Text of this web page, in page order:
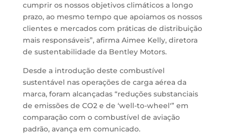
cumprir os nossos objetivos climáticos a longo
prazo, ao mesmo tempo que apoiamos os nossos
clientes e mercados com práticas de distribuição
mais responsáveis”, afirma Aimee Kelly, diretora
de sustentabilidade da Bentley Motors.
Desde a introdução deste combustível
sustentável nas operações de carga aérea da
marca, foram alcançadas “reduções substanciais
de emissões de CO2 e de ‘well-to-wheel'” em
comparação com o combustível de aviação
padrão, avança em comunicado.